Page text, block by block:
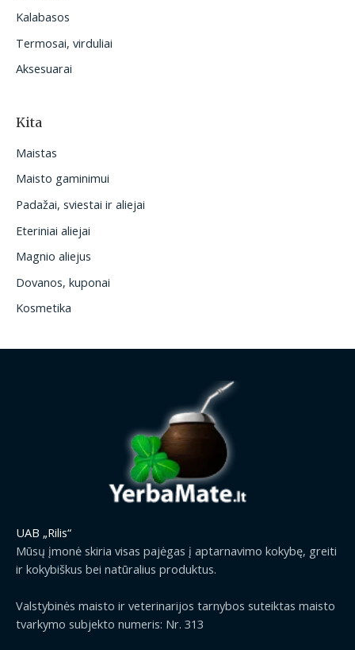
Kalabasos
Termosai, virduliai
Aksesuarai
Kita
Maistas
Maisto gaminimui
Padažai, sviestai ir aliejai
Eteriniai aliejai
Magnio aliejus
Dovanos, kuponai
Kosmetika
UAB „Rilis“
Mūsų įmonė skiria visas pajėgas į aptarnavimo kokybę, greiti
ir kokybiškus bei natūralius produktus.
Valstybinės maisto ir veterinarijos tarnybos suteiktas maisto
tvarkymo subjekto numeris: Nr. 313